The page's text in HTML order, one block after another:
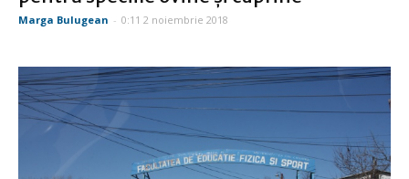
Marga Bulugean - 0:11 2 noiembrie 2018